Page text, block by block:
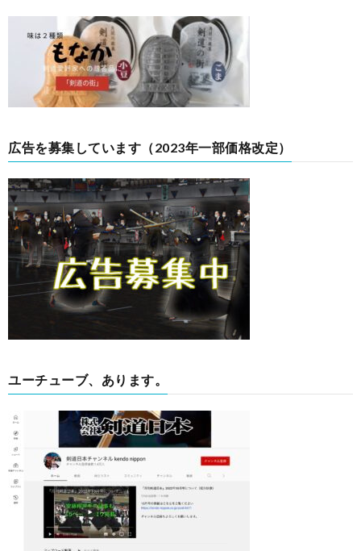
広告を募集しています（2023年一部価格改定）
ユーチューブ、あります。